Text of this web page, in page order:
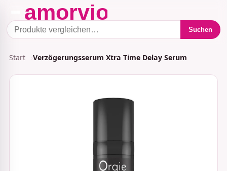
Suchen
Start Verzögerungsserum Xtra Time Delay Serum